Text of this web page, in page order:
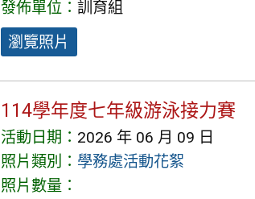
發佈單位： 訓育組
瀏覽照片
114學年度七年級游泳接力賽
活動日期： 2026 年 06 月 09 日
照片類別： 學務處活動花絮
照片數量：